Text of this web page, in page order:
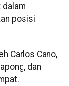
dalam
posisi
Carlos Cano,
dan